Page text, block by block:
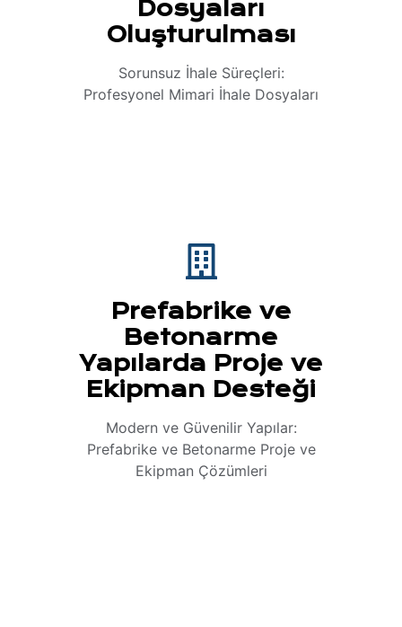
Dosyaları
Oluşturulması
Sorunsuz İhale Süreçleri:
Profesyonel Mimari İhale Dosyaları
Prefabrike ve
Betonarme
Yapılarda Proje ve
Ekipman Desteği
Modern ve Güvenilir Yapılar:
Prefabrike ve Betonarme Proje ve
Ekipman Çözümleri